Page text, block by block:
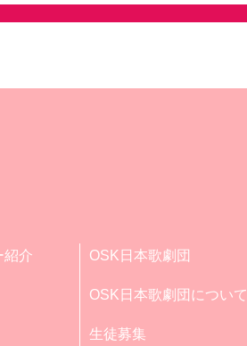
紹介 OSK日本歌劇団
OSK日本歌劇団について
生徒募集